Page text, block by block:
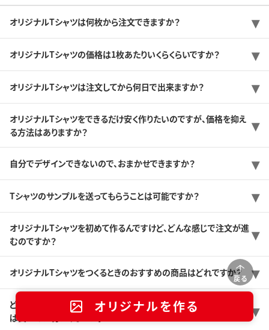
戻る
オリジナルを作る
オリジナルTシャツは何枚から注文できますか？
オリジナルTシャツの価格は1枚あたりいくらくらいですか？
オリジナルTシャツは注文してから何日で出来ますか？
オリジナルTシャツをできるだけ安く作りたいのですが、価格を抑え
る方法はありますか？
自分でデザインできないので、おまかせできますか？
Tシャツのサンプルを送ってもらうことは可能ですか？
オリジナルTシャツを初めて作るんですけど、どんな感じで注文が進
むのですか？
オリジナルTシャツをつくるときのおすすめの商品はどれですか？
どんなプリント方法がありますか？また、どんなプリント方法を選べ
ば良いのか分かりません。